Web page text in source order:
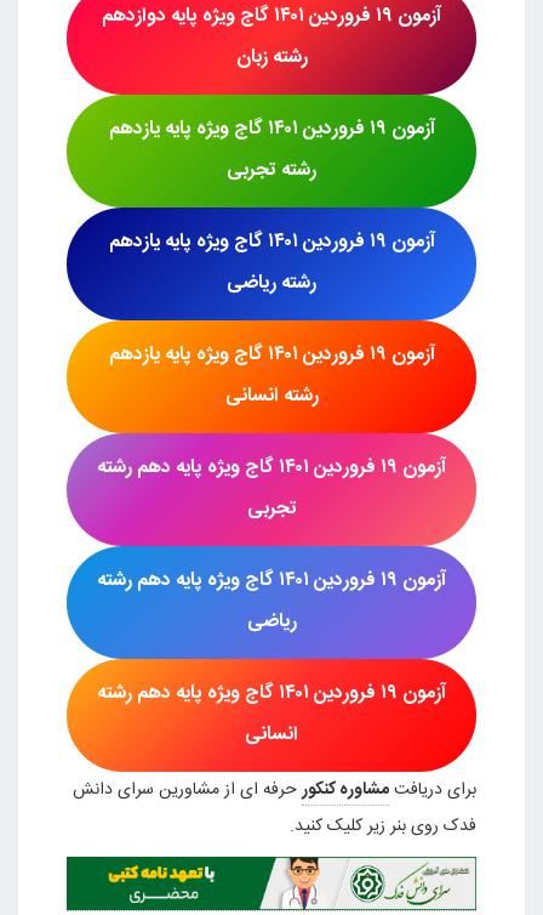
آزمون ۱۹ فروردین ۱۴۰۱ گاجویژه پایه دوازدهم
رشتهزبان
آزمون ۱۹ فروردین ۱۴۰۱ گاج ویژه پایه یازدهم
رشته تجربی
آزمون ۱۹ فروردین ۱۴۰۱ گاجویژه پایه یازدهم
رشتهریاضی
آزمون ۱۹ فروردین ۱۴۰۱ گاجویژه پایه یازدهم
رشته انسانی
آزمون ۱۹ فروردین ۱۴۰۱ گاجویژه پایه دهم رشته
تجربی
آزمون ۱۹ فروردین ۱۴۰۱ گاجویژه پایه دهم رشته
ریاضی
آزمون ۱۹ فروردین ۱۴۰۱ گاجویژه پایه دهم رشته
انسانی
برای دریافتمشاوره کنکورحرفه ای از مشاورین سرای دانش
فدک روی بنر زیر کلیک کنید.